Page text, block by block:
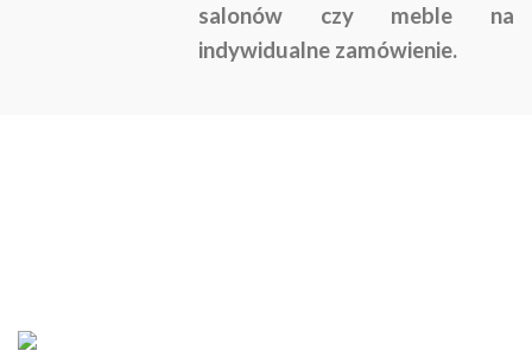
salonów czy meble na
indywidualne zamówienie.